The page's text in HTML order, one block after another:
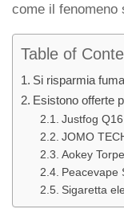
come il fenomeno
Table of
Si risparmia
Esistono offerte
Justfog
JOMO
Aokey
Peacevape
Sigaretta